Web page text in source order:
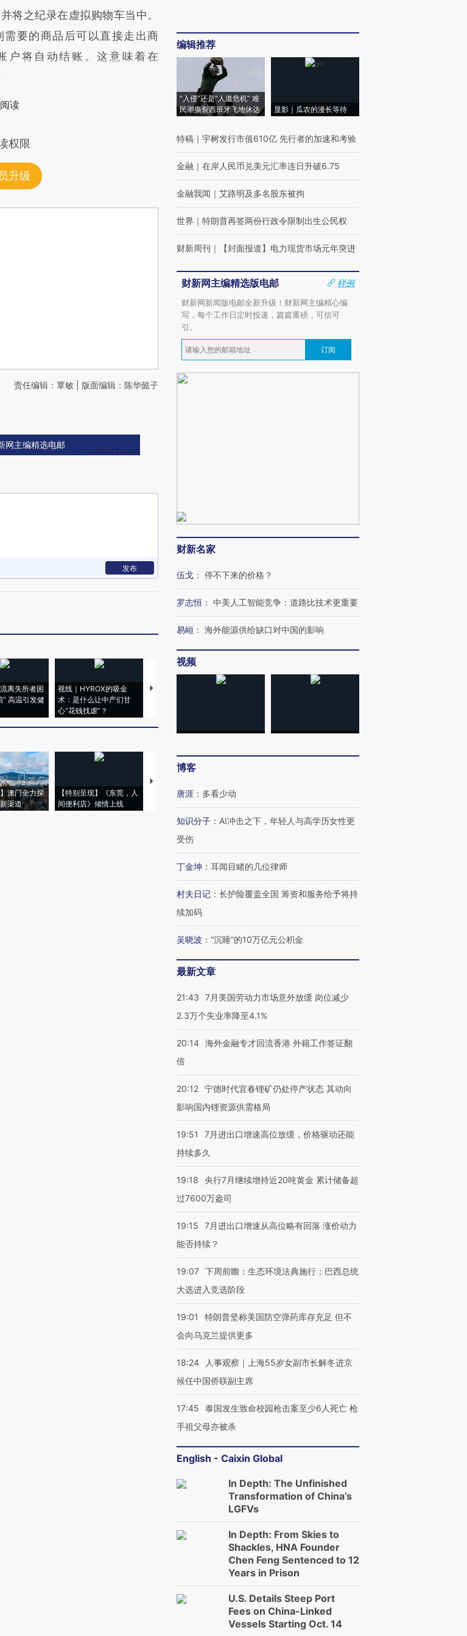
将之纪录在虚拟购物车当中。
需要的商品后可以直接走出商
户将自动结账。这意味着在
读
权限
升级
责任编辑：覃敏 | 版面编辑：陈华懿子
网主编精选电邮
发布
离失所者困
” 高温引发健
视线｜HYROX的吸金
术：是什么让中产们甘
心“花钱找虐”？
马航飞行员跨国走私7万
澳门全力探
渠道
【特别呈现】《东莞，人
间便利店》倾情上线
【推广】走进第四届链博
会，让数智科技“链”接产
编辑推荐
“入侵”还是“人道危机” 难
民潮撕裂西班牙飞地休达
显影｜瓜农的漫长等待
特稿 ｜ 宇树发行市值610亿 先行者的加速和考验
金融 ｜ 在岸人民币兑美元汇率连日升破6.75
金融我闻 ｜ 艾路明及多名股东被拘
世界 ｜ 特朗普再签两份行政令限制出生公民权
财新周刊 ｜ 【封面报道】电力现货市场元年突进
财新网主编精选版电邮
样例
财新网新闻版电邮全新升级！财新网主编精心编
写，每个工作日定时投递，篇篇重磅，可信可
引。
订阅
财新名家
伍戈 ： 停不下来的价格？
罗志恒 ： 中美人工智能竞争：道路比技术更重要
易峘 ： 海外能源供给缺口对中国的影响
视频
博客
唐涯 ： 多看少动
知识分子 ： AI冲击之下，年轻人与高学历女性更
受伤
丁金坤 ： 耳闻目睹的几位律师
村夫日记 ： 长护险覆盖全国 筹资和服务给予将持
续加码
吴晓波 ： “沉睡”的10万亿元公积金
最新文章
21:43
7月美国劳动力市场意外放缓 岗位减少
2.3万个失业率降至4.1%
20:14 海外金融专才回流香港 外籍工作签证翻
倍
20:12 宁德时代宜春锂矿仍处停产状态 其动向
影响国内锂资源供需格局
19:51
7月进出口增速高位放缓，价格驱动还能
持续多久
19:18
央行7月继续增持近20吨黄金 累计储备超
过7600万盎司
19:15
7月进出口增速从高位略有回落 涨价动力
能否持续？
19:07 下周前瞻：生态环境法典施行；巴西总统
大选进入竞选阶段
19:01
特朗普坚称美国防空弹药库存充足 但不
会向乌克兰提供更多
18:24
人事观察｜上海55岁女副市长解冬进京
候任中国侨联副主席
17:45
泰国发生致命校园枪击案至少6人死亡 枪
手祖父母亦被杀
English - Caixin Global
In Depth: The Unfinished
Transformation of China’s
LGFVs
In Depth: From Skies to
Shackles, HNA Founder
Chen Feng Sentenced to 12
Years in Prison
U.S. Details Steep Port
Fees on China-Linked
Vessels Starting Oct. 14